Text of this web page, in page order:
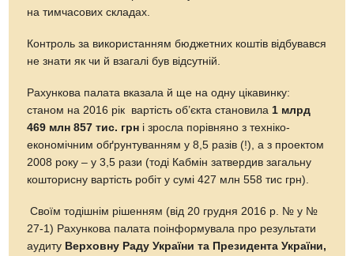
на тимчасових складах.
Контроль за використанням бюджетних коштів відбувався
не знати як чи й взагалі був відсутній.
Рахункова палата вказала й ще на одну цікавинку:
станом на 2016 рік вартість об’єкта становила 1 млрд
469 млн 857 тис. грн і зросла порівняно з техніко-
економічним обґрунтуванням у 8,5 разів (!), а з проектом
2008 року – у 3,5 рази (тоді Кабмін затвердив загальну
кошторисну вартість робіт у сумі 427 млн 558 тис грн).
Своїм тодішнім рішенням (від 20 грудня 2016 р. № у №
27-1) Рахункова палата поінформувала про результати
аудиту Верховну Раду України та Президента України,